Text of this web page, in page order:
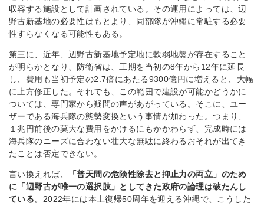
収容する施設として計画されている。その運用によっては、辺
野古新基地の必要性はもとより、同部隊が沖縄に常駐する必要
性すらなくなる可能性もある。
第三に、近年、辺野古新基地予定地に軟弱地盤が存在すること
が明らかとなり、防衛省は、工期を当初の8年から12年に延長
し、費用も当初予定の2.7倍にあたる9300億円に増えると、大幅
に上方修正した。それでも、この範囲で建設が可能かどうかに
ついては、専門家から疑問の声があがっている。そこに、ユー
ザーである海兵隊の態勢変換という事情が加わった。つまり、
１兆円前後の莫大な費用をかけるにもかかわらず、完成時には
海兵隊のニーズに合わない壮大な無駄に終わるおそれが出てき
たことは否定できない。
言い換えれば、
「普天間の危険性除去と抑止力の両立」のため
に「辺野古が唯一の選択肢」としてきた政府の論理は破たんし
ている。 2022年には本土復帰50周年を迎える沖縄で、こうした